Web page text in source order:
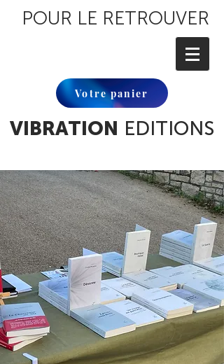
POUR LE RETROUVER
Votre panier
VIBRATION EDITIONS